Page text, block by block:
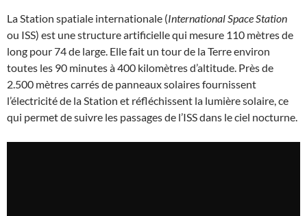
La Station spatiale internationale (International Space Station
ou ISS) est une structure artificielle qui mesure 110 mètres de
long pour 74 de large. Elle fait un tour de la Terre environ
toutes les 90 minutes à 400 kilomètres d’altitude. Près de
2.500 mètres carrés de panneaux solaires fournissent
l’électricité de la Station et réfléchissent la lumière solaire, ce
qui permet de suivre les passages de l’ISS dans le ciel nocturne.